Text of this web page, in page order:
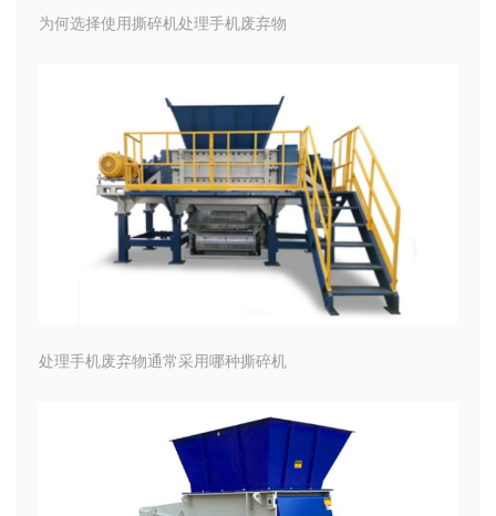
为何选择使用撕碎机处理手机废弃物
处理手机废弃物通常采用哪种撕碎机